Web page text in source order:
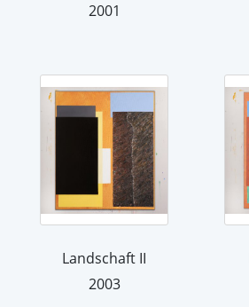
2001
Landschaft II
2003